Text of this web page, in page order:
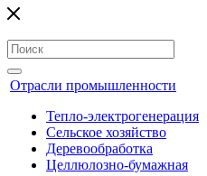
Отрасли промышленности
Тепло-электрогенерация
Сельское хозяйство
Деревообработка
Целлюлозно-бумажная